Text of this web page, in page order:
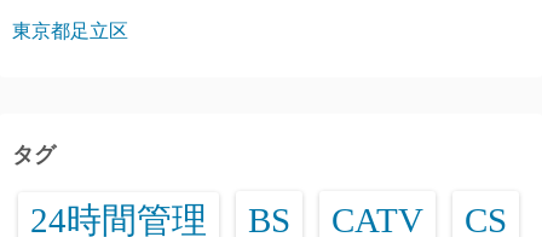
東京都足立区
タグ
24時間管理 BS CATV CS